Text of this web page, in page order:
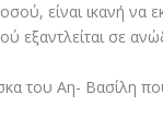
είναι ικανή να
εξαντλείται σε
του Αη- Βασίλη